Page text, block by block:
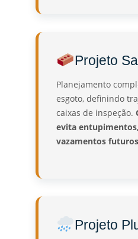
Projeto
Planejamento
esgoto, definindo
caixas de inspeção.
evita
vazamentos futuros
Projeto